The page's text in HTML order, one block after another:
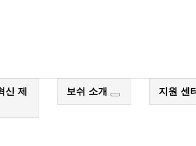
신 제
보쉬 소개 지원 센